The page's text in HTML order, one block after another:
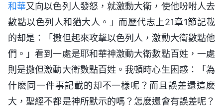
和華又向以色列人發怒，就激動大衛，使他吩咐人去
數點以色列人和猶大人。」而歷代志上21章1節記載
的却是：「撒但起來攻擊以色列人，激動大衛數點他
們。」看到一處是耶和華神激動大衛數點百姓，一處
則是撒但激動大衛數點百姓。我頓時心生困惑：「為
什麽同一件事記載的却不一樣呢？而且誤差還這麽
大，聖經不都是神所默示的嗎？怎麽還會有誤差呢？